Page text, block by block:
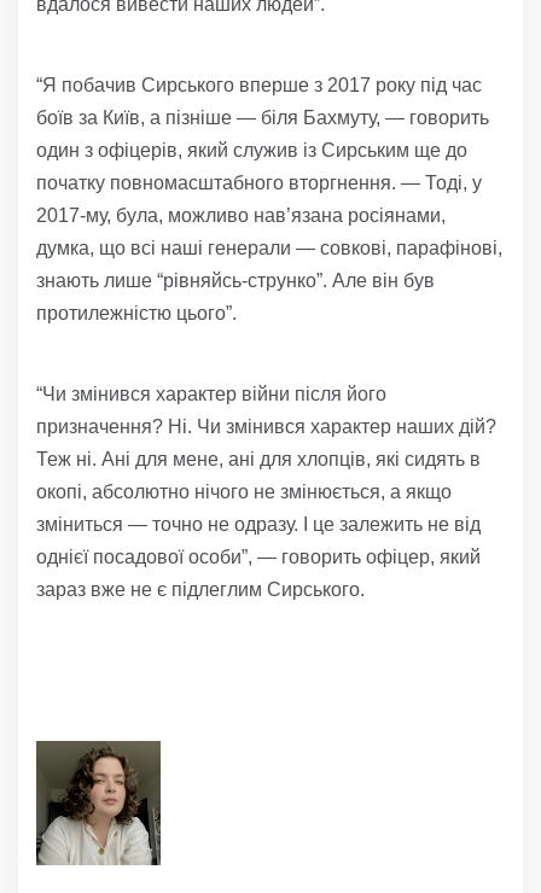
вдалося вивести наших людей”.
“Я побачив Сирського вперше з 2017 року під час
боїв за Київ, а пізніше — біля Бахмуту, — говорить
один з офіцерів, який служив із Сирським ще до
початку повномасштабного вторгнення. — Тоді, у
2017-му, була, можливо нав’язана росіянами,
думка, що всі наші генерали — совкові, парафінові,
знають лише “рівняйсь-струнко”. Але він був
протилежністю цього”.
“Чи змінився характер війни після його
призначення? Ні. Чи змінився характер наших дій?
Теж ні. Ані для мене, ані для хлопців, які сидять в
окопі, абсолютно нічого не змінюється, а якщо
зміниться — точно не одразу. І це залежить не від
однієї посадової особи”, — говорить офіцер, який
зараз вже не є підлеглим Сирського.